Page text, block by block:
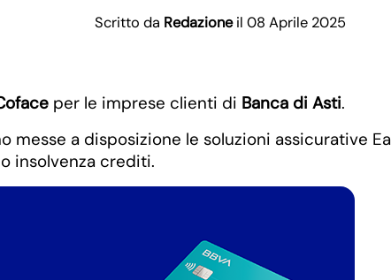
Scritto da Redazione il 08 Aprile 2025
per le imprese clienti di Banca di Asti.
messe a disposizione le soluzioni assicurative
insolvenza crediti.